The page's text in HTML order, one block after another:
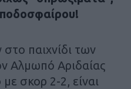
παιχνίδι των
Αλμωπό Αριδαίας
σκορ 2-2, είναι